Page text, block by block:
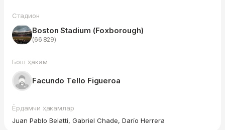
Стадион
Boston Stadium (Foxborough)
(66 829)
Бош ҳакам
Facundo Tello Figueroa
Ёрдамчи ҳакамлар
Juan Pablo Belatti, Gabriel Chade, Darío Herrera